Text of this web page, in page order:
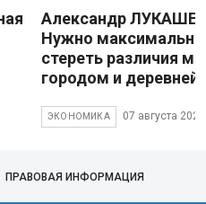
Александр
Нужно максимально
стереть различия
городом и деревней
ЭКОНОМИКА 07 августа 2026
ПРАВОВАЯ ИНФОРМАЦИЯ